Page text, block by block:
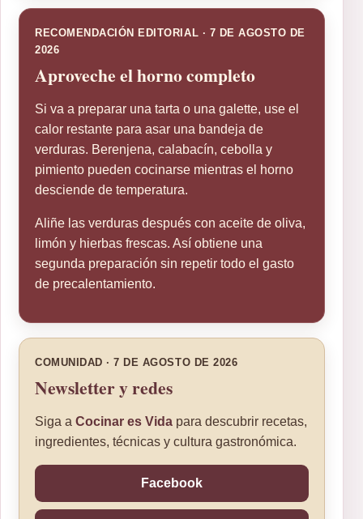
RECOMENDACIÓN EDITORIAL · 7 DE AGOSTO DE
2026
Aproveche el horno completo
Si va a preparar una tarta o una galette, use el
calor restante para asar una bandeja de
verduras. Berenjena, calabacín, cebolla y
pimiento pueden cocinarse mientras el horno
desciende de temperatura.
Aliñe las verduras después con aceite de oliva,
limón y hierbas frescas. Así obtiene una
segunda preparación sin repetir todo el gasto
de precalentamiento.
COMUNIDAD · 7 DE AGOSTO DE 2026
Newsletter y redes
Siga a Cocinar es Vida para descubrir recetas,
ingredientes, técnicas y cultura gastronómica.
Facebook